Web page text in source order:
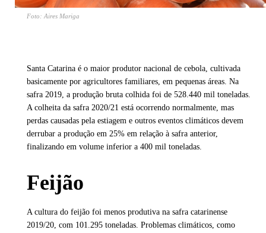
Foto: Aires Mariga
Santa Catarina é o maior produtor nacional de cebola, cultivada
basicamente por agricultores familiares, em pequenas áreas. Na
safra 2019, a produção bruta colhida foi de 528.440 mil toneladas.
A colheita da safra 2020/21 está ocorrendo normalmente, mas
perdas causadas pela estiagem e outros eventos climáticos devem
derrubar a produção em 25% em relação à safra anterior,
finalizando em volume inferior a 400 mil toneladas.
Feijão
A cultura do feijão foi menos produtiva na safra catarinense
2019/20, com 101.295 toneladas. Problemas climáticos, como